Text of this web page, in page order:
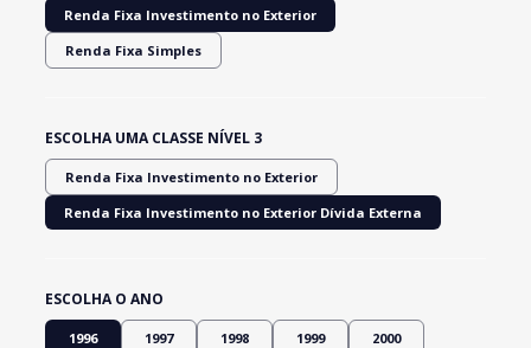
Renda Fixa Investimento no Exterior
Renda Fixa Simples
ESCOLHA UMA CLASSE NÍVEL 3
Renda Fixa Investimento no Exterior
Renda Fixa Investimento no Exterior Dívida Externa
ESCOLHA O ANO
1996 1997 1998 1999 2000